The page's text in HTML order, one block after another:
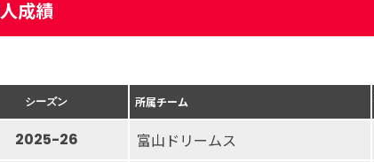
成績
シーズン 所属チーム
2025-26 富山ドリームス